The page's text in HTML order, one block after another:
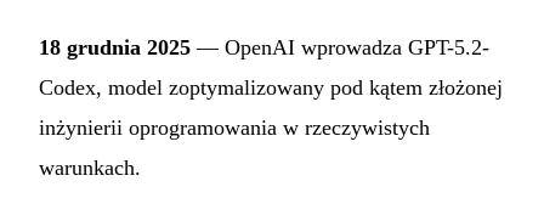
18 grudnia 2025 — OpenAI wprowadza GPT-5.2-
Codex, model zoptymalizowany pod kątem złożonej
inżynierii oprogramowania w rzeczywistych
warunkach.